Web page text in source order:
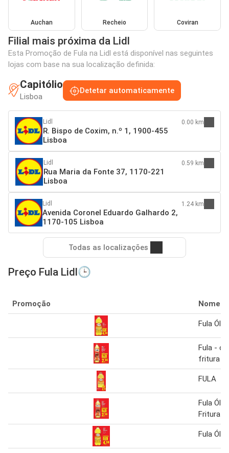
Auchan Recheio Coviran
Filial mais próxima da Lidl
Esta Promoção de Fula na Lidl está disponível nas seguintes
lojas com base na sua localização definida:
Capitólio
Lisboa
Detetar automaticamente
Lidl
R. Bispo de Coxim, n.º 1, 1900-455
Lisboa
0.00 km
Lidl
Rua Maria da Fonte 37, 1170-221
Lisboa
0.59 km
Lidl
Avenida Coronel Eduardo Galhardo 2,
1170-105 Lisboa
1.24 km
Todas as localizações
Preço Fula Lidl🕒
Promoção Nome
Fula
Fula -
fritura
FULA
Fula
Fritura
Fula